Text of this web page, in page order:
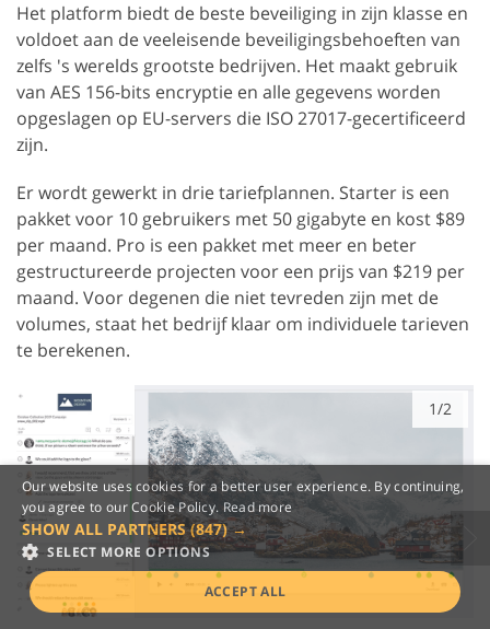
Het platform biedt de beste beveiliging in zijn klasse en
voldoet aan de veeleisende beveiligingsbehoeften van
zelfs 's werelds grootste bedrijven. Het maakt gebruik
van AES 156-bits encryptie en alle gegevens worden
opgeslagen op EU-servers die ISO 27017-gecertificeerd
zijn.
Er wordt gewerkt in drie tariefplannen. Starter is een
pakket voor 10 gebruikers met 50 gigabyte en kost $89
per maand. Pro is een pakket met meer en beter
gestructureerde projecten voor een prijs van $219 per
maand. Voor degenen die niet tevreden zijn met de
volumes, staat het bedrijf klaar om individuele tarieven
te berekenen.
1/2
Our website uses cookies for a better user experience. By continuing,
you agree to our Cookie Policy. Read more
SHOW ALL PARTNERS(847) →
SELECT MORE OPTIONS
ACCEPT ALL